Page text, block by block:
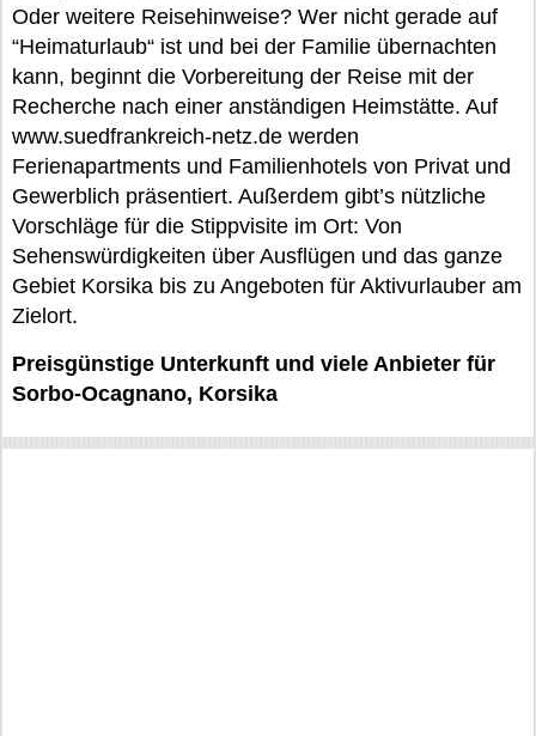
Oder weitere Reisehinweise? Wer nicht gerade auf
“Heimaturlaub“ ist und bei der Familie übernachten
kann, beginnt die Vorbereitung der Reise mit der
Recherche nach einer anständigen Heimstätte. Auf
www.suedfrankreich-netz.de werden
Ferienapartments und Familienhotels von Privat und
Gewerblich präsentiert. Außerdem gibt’s nützliche
Vorschläge für die Stippvisite im Ort: Von
Sehenswürdigkeiten über Ausflügen und das ganze
Gebiet Korsika bis zu Angeboten für Aktivurlauber am
Zielort.
Preisgünstige Unterkunft und viele Anbieter für
Sorbo-Ocagnano, Korsika